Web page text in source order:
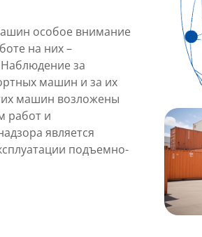
особое внимание
на них –
за
машин и за их
машин возложены
работ и
является
подъемно-